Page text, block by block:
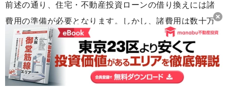
前述の通り、住宅・不動産投資ローンの借り換えには諸
費用の準備が必要となります。しかし、諸費用は数十万
円程度かかることが多く、すぐに準備ができない場合も
あるかもしれません。
ここでは、「諸費用が準備できない」という場合の対応